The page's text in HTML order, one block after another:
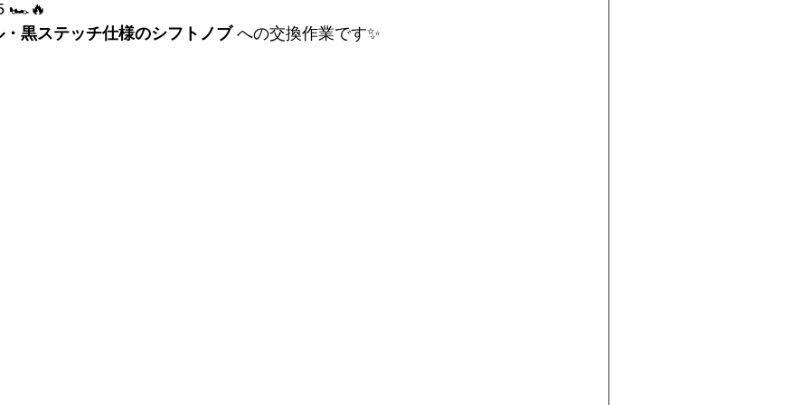
🏎️🔥
黒ステッチ仕様のシフトノブ への交換作業です✨